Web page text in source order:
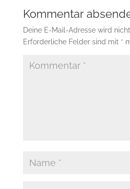
Kommentar
Deine E-Mail-Adresse wird
Erforderliche Felder sind mit *